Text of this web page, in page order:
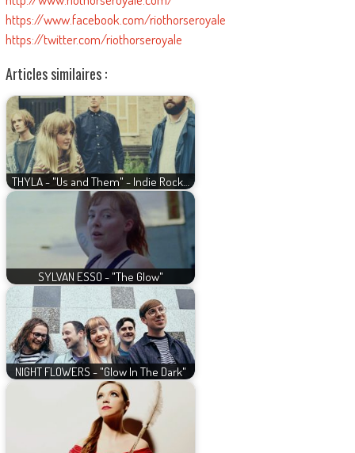
https://www.facebook.com/riothorseroyale
https://twitter.com/riothorseroyale
Articles similaires :
THYLA - "Us and Them" - Indie Rock…
SYLVAN ESSO - "The Glow"
NIGHT FLOWERS - "Glow In The Dark"